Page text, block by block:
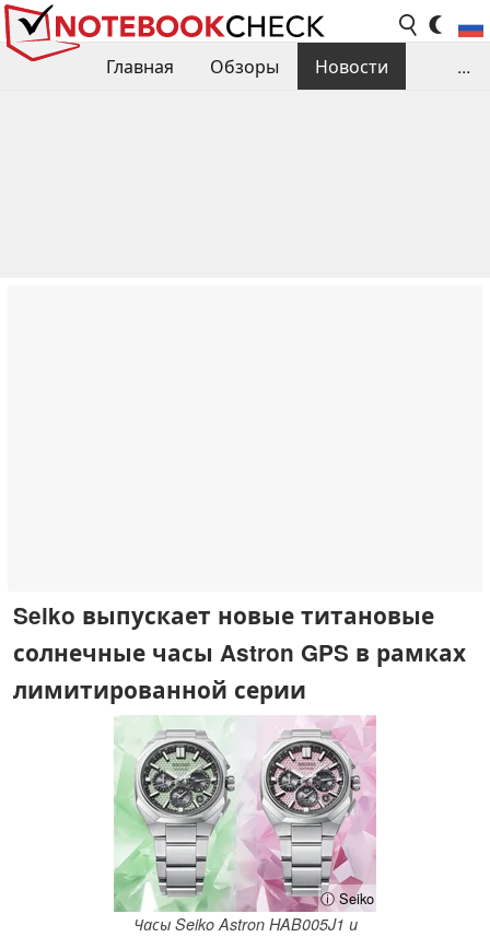
Главная Обзоры
Новости
...
Seiko выпускает новые титановые
солнечные часы Astron GPS в рамках
лимитированной серии
ⓘ Seiko
Часы Seiko Astron HAB005J1 и